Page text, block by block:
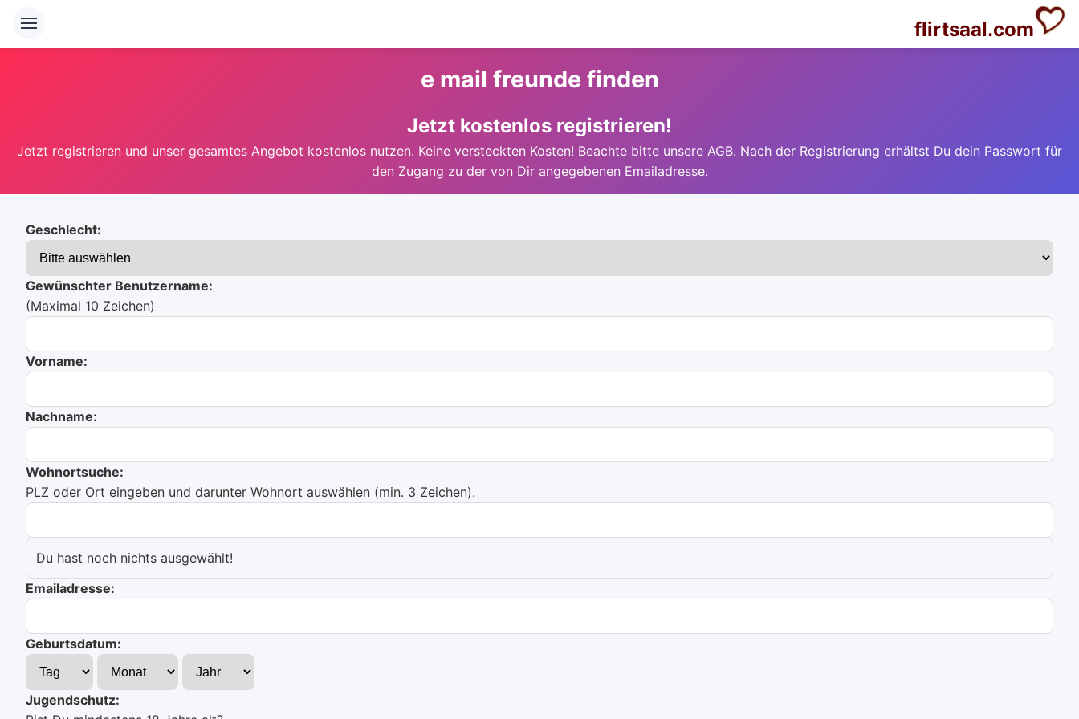
flirtsaal.com
e mail freunde finden
Jetzt kostenlos registrieren!
Jetzt registrieren und unser gesamtes Angebot kostenlos nutzen. Keine versteckten Kosten! Beachte bitte unsere AGB. Nach der Registrierung erhältst Du dein Passwort für
den Zugang zu der von Dir angegebenen Emailadresse.
Geschlecht:
Gewünschter Benutzername:
(Maximal 10 Zeichen)
Vorname:
Nachname:
Wohnortsuche:
PLZ oder Ort eingeben und darunter Wohnort auswählen (min. 3 Zeichen).
Du hast noch nichts ausgewählt!
Emailadresse:
Geburtsdatum:
Jugendschutz: